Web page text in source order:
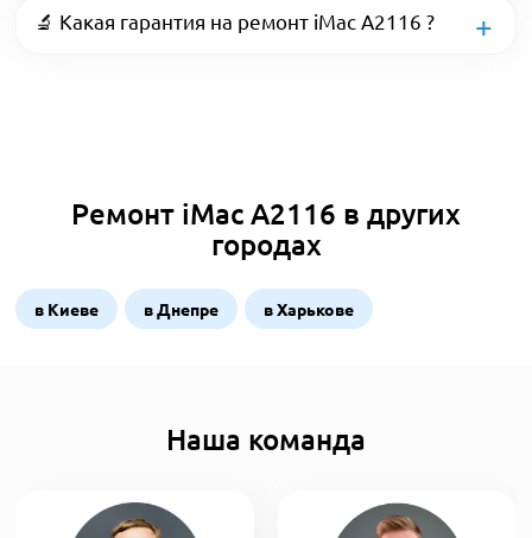
🔬 Какая гарантия на ремонт iMac A2116 ?
Ремонт iMac A2116 в других
городах
в Киеве в Днепре в Харькове
Наша команда